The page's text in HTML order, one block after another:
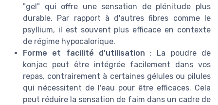
"gel" qui offre une sensation de plénitude plus
durable. Par rapport à d'autres fibres comme le
psyllium, il est souvent plus efficace en contexte
de régime hypocalorique.
Forme et facilité d'utilisation : La poudre de
konjac peut être intégrée facilement dans vos
repas, contrairement à certaines gélules ou pilules
qui nécessitent de l'eau pour être efficaces. Cela
peut réduire la sensation de faim dans un cadre de